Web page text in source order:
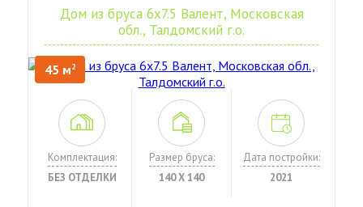
Дом из бруса 6х7.5 Валент, Московская
обл., Талдомский г.о.
45 м2
Комплектация:
БЕЗ ОТДЕЛКИ
Размер бруса:
140 Х 140
Дата постройки:
2021